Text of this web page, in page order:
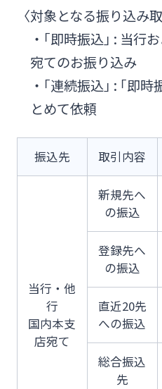
ニュースリリース一覧
採用情報
〈対象となる振り込み取
・｢即時振込｣ : 当行
宛てのお振り込み
・｢連続振込｣ : ｢即
とめて依頼
振込先 取引内容
当行・他
行
国内本支
店宛て
新規先へ
の振込
登録先へ
の振込
直近20先
への振込
総合振込
先